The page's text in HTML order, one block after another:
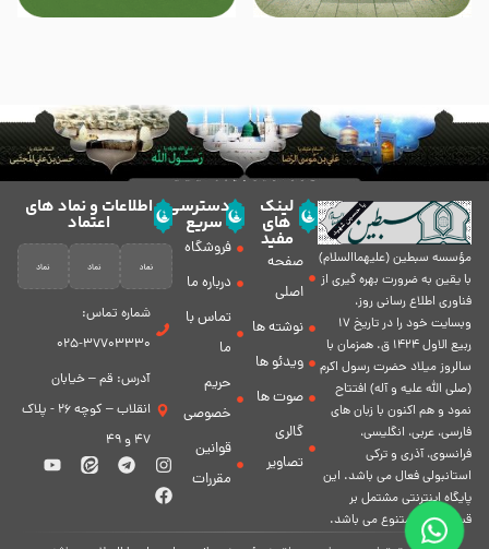
مؤسسه سبطين (عليهماالسلام)
با يقين به ضرورت بهره گیرى از
فناورى اطلاع رسانى روز،
وبسایت خود را در تاريخ 17
ربيع الاول 1424 ق. همزمان با
سالروز ميلاد حضرت رسول اكرم
(صلی الله علیه و آله) افتتاح
نمود و هم اكنون با زبان های
فارسی، عربى، انگلیسی،
فرانسوی، آذری و ترکی
استانبولی فعال مى باشد. اين
پايگاه اينترنتى مشتمل بر
قسمت هاى متنوع مى باشد.
لینک
های
مفید
صفحه
اصلی
نوشته ها
ویدئو ها
صوت ها
گالری
تصاویر
دسترسی
سریع
فروشگاه
درباره ما
تماس با
ما
حریم
خصوصی
قوانین
مقررات
اطلاعات و نماد های
اعتماد
شماره تماس:
37703330-025
آدرس: قم – خیابان
انقلاب – کوچه 26 - پلاک
47 و 49